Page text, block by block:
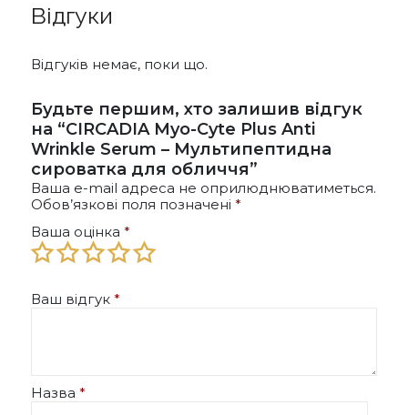
Відгуки
Відгуків немає, поки що.
Будьте першим, хто залишив відгук
на “CIRCADIA Myo-Cyte Plus Anti
Wrinkle Serum – Мультипептидна
сироватка для обличчя”
Ваша e-mail адреса не оприлюднюватиметься.
Обов’язкові поля позначені *
Ваша оцінка *
Ваш відгук *
Назва *